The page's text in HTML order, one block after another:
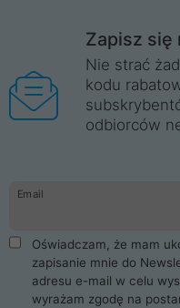
Zapisz się
Nie strać
kodu
odbiorców
Email
Oświadczam, że mam
zapisanie mnie do
adresu e-mail w celu
wyrażam zgodę na